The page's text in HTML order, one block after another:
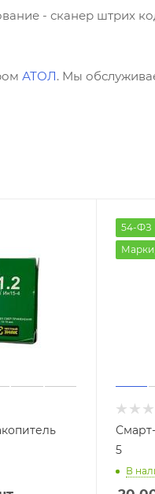
- сканер штрих
АТОЛ. Мы
54-ФЗ
5
В